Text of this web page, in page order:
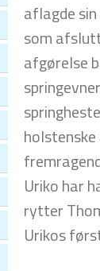
aflagde
som
afgørelse
Uriko har
rytter
Urikos